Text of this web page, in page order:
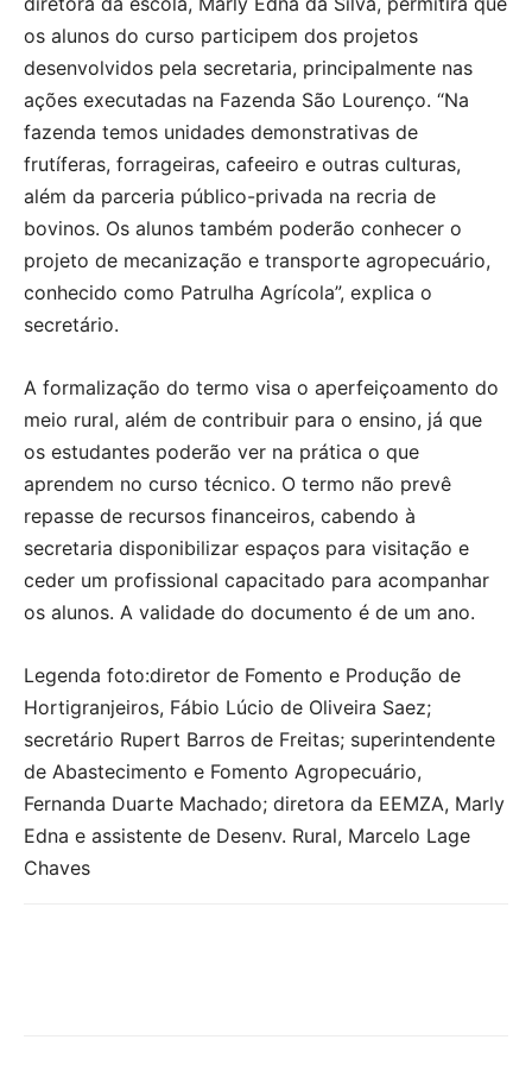
os alunos do curso participem dos projetos
desenvolvidos pela secretaria, principalmente nas
ações executadas na Fazenda São Lourenço. “Na
fazenda temos unidades demonstrativas de
frutíferas, forrageiras, cafeeiro e outras culturas,
além da parceria público-privada na recria de
bovinos. Os alunos também poderão conhecer o
projeto de mecanização e transporte agropecuário,
conhecido como Patrulha Agrícola”, explica o
secretário.
A formalização do termo visa o aperfeiçoamento do
meio rural, além de contribuir para o ensino, já que
os estudantes poderão ver na prática o que
aprendem no curso técnico. O termo não prevê
repasse de recursos financeiros, cabendo à
secretaria disponibilizar espaços para visitação e
ceder um profissional capacitado para acompanhar
os alunos. A validade do documento é de um ano.
Legenda foto:diretor de Fomento e Produção de
Hortigranjeiros, Fábio Lúcio de Oliveira Saez;
secretário Rupert Barros de Freitas; superintendente
de Abastecimento e Fomento Agropecuário,
Fernanda Duarte Machado; diretora da EEMZA, Marly
Edna e assistente de Desenv. Rural, Marcelo Lage
Chaves